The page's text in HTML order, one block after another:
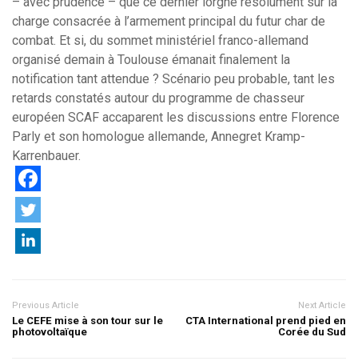
charge consacrée à l’armement principal du futur char de
combat. Et si, du sommet ministériel franco-allemand
organisé demain à Toulouse émanait finalement la
notification tant attendue ? Scénario peu probable, tant les
retards constatés autour du programme de chasseur
européen SCAF accaparent les discussions entre Florence
Parly et son homologue allemande, Annegret Kramp-
Karrenbauer.
Previous Article
Le CEFE mise à son tour sur le
photovoltaïque
Next Article
CTA International prend pied en
Corée du Sud